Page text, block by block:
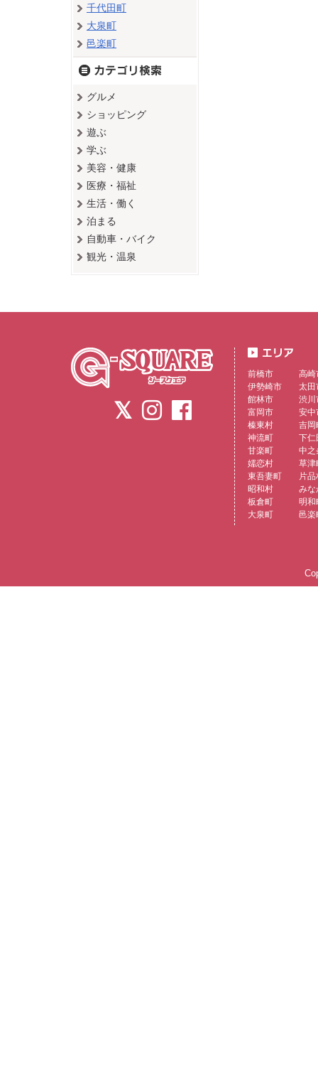
千代田町
大泉町
邑楽町
グルメ
ショッピング
遊ぶ
学ぶ
美容・健康
医療・福祉
生活・働く
泊まる
自動車・バイク
観光・温泉
前橋市
高崎
伊勢崎市
太田
館林市
渋川
富岡市
安中
榛東村
吉岡
神流町
下仁
甘楽町
中之
嬬恋村
草津
東吾妻町
片品
昭和村
みな
板倉町
明和
大泉町
邑楽